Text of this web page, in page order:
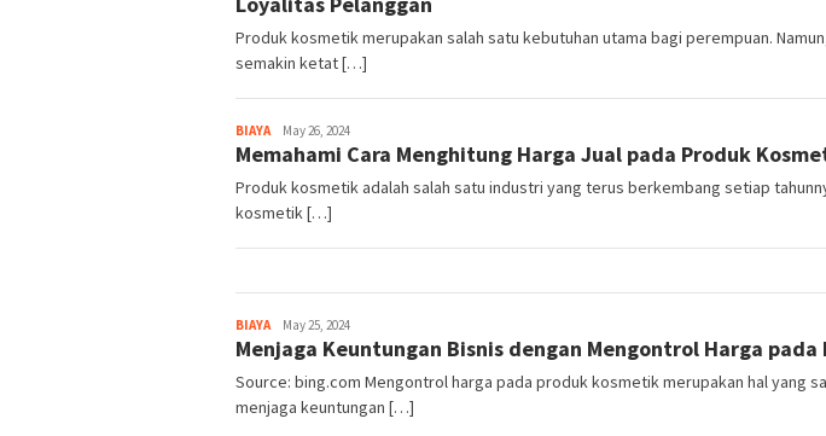
Produk kosmetik merupakan salah satu kebutuhan utama bagi perempuan.
semakin ketat […]
BIAYAHarga
May 26, 2024
Memahami Cara Menghitung Harga Jual pada Produk
Produk kosmetik adalah salah satu industri yang terus berkembang setiap
kosmetik […]
BIAYAHarga
May 25, 2024
Menjaga Keuntungan Bisnis dengan Mengontrol Harga
Source: bing.com Mengontrol harga pada produk kosmetik merupakan hal yang
menjaga keuntungan […]